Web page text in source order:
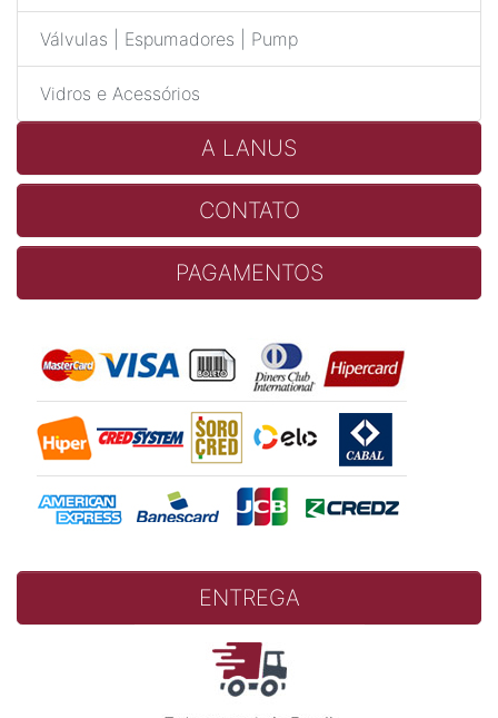
Válvulas | Espumadores | Pump
Vidros e Acessórios
A LANUS
CONTATO
PAGAMENTOS
ENTREGA